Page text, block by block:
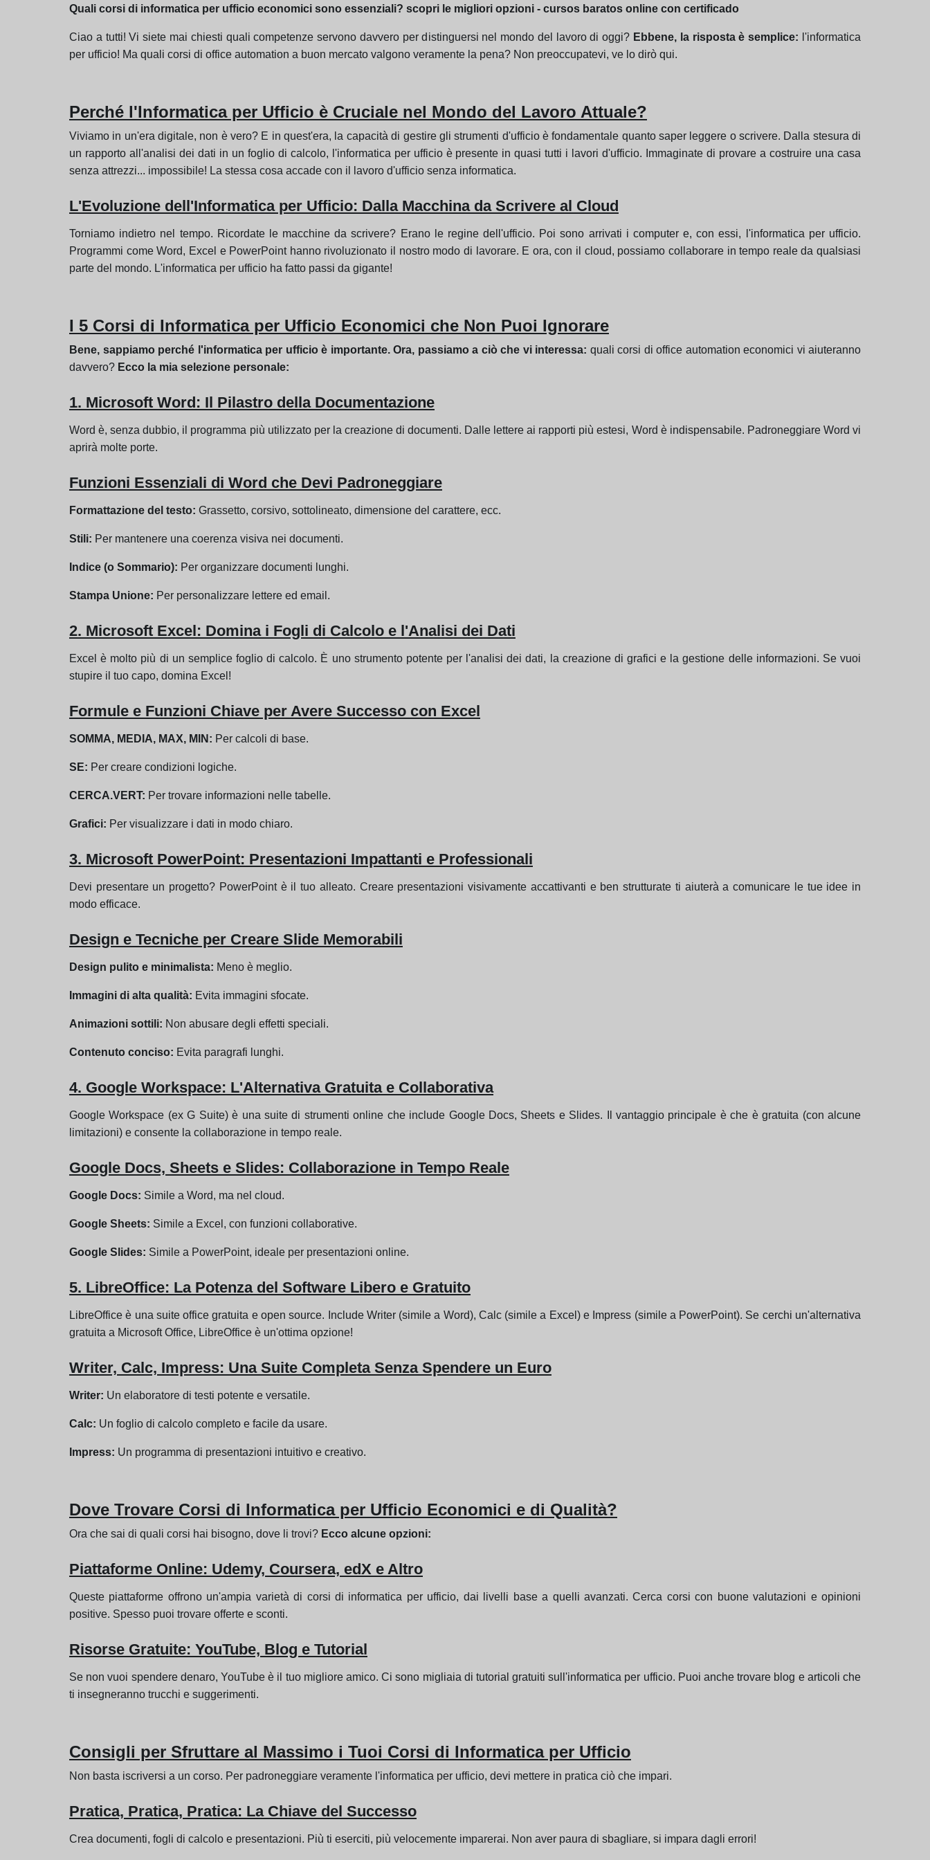
Quali corsi di informatica per ufficio economici sono essenziali? scopri le migliori opzioni - cursos baratos online con certificado
Ciao a tutti! Vi siete mai chiesti quali competenze servono davvero per distinguersi nel mondo del lavoro di oggi? Ebbene, la risposta è semplice: l'informatica
per ufficio! Ma quali corsi di office automation a buon mercato valgono veramente la pena? Non preoccupatevi, ve lo dirò qui.
Perché l'Informatica per Ufficio è Cruciale nel Mondo del Lavoro Attuale?
Viviamo in un'era digitale, non è vero? E in quest'era, la capacità di gestire gli strumenti d'ufficio è fondamentale quanto saper leggere o scrivere. Dalla stesura di
un rapporto all'analisi dei dati in un foglio di calcolo, l'informatica per ufficio è presente in quasi tutti i lavori d'ufficio. Immaginate di provare a costruire una casa
senza attrezzi... impossibile! La stessa cosa accade con il lavoro d'ufficio senza informatica.
L'Evoluzione dell'Informatica per Ufficio: Dalla Macchina da Scrivere al Cloud
Torniamo indietro nel tempo. Ricordate le macchine da scrivere? Erano le regine dell'ufficio. Poi sono arrivati i computer e, con essi, l'informatica per ufficio.
Programmi come Word, Excel e PowerPoint hanno rivoluzionato il nostro modo di lavorare. E ora, con il cloud, possiamo collaborare in tempo reale da qualsiasi
parte del mondo. L'informatica per ufficio ha fatto passi da gigante!
I 5 Corsi di Informatica per Ufficio Economici che Non Puoi Ignorare
Bene, sappiamo perché l'informatica per ufficio è importante. Ora, passiamo a ciò che vi interessa: quali corsi di office automation economici vi aiuteranno
davvero? Ecco la mia selezione personale:
1. Microsoft Word: Il Pilastro della Documentazione
Word è, senza dubbio, il programma più utilizzato per la creazione di documenti. Dalle lettere ai rapporti più estesi, Word è indispensabile. Padroneggiare Word vi
aprirà molte porte.
Funzioni Essenziali di Word che Devi Padroneggiare
Formattazione del testo: Grassetto, corsivo, sottolineato, dimensione del carattere, ecc.
Stili: Per mantenere una coerenza visiva nei documenti.
Indice (o Sommario): Per organizzare documenti lunghi.
Stampa Unione: Per personalizzare lettere ed email.
2. Microsoft Excel: Domina i Fogli di Calcolo e l'Analisi dei Dati
Excel è molto più di un semplice foglio di calcolo. È uno strumento potente per l'analisi dei dati, la creazione di grafici e la gestione delle informazioni. Se vuoi
stupire il tuo capo, domina Excel!
Formule e Funzioni Chiave per Avere Successo con Excel
SOMMA, MEDIA, MAX, MIN: Per calcoli di base.
SE: Per creare condizioni logiche.
CERCA.VERT: Per trovare informazioni nelle tabelle.
Grafici: Per visualizzare i dati in modo chiaro.
3. Microsoft PowerPoint: Presentazioni Impattanti e Professionali
Devi presentare un progetto? PowerPoint è il tuo alleato. Creare presentazioni visivamente accattivanti e ben strutturate ti aiuterà a comunicare le tue idee in
modo efficace.
Design e Tecniche per Creare Slide Memorabili
Design pulito e minimalista: Meno è meglio.
Immagini di alta qualità: Evita immagini sfocate.
Animazioni sottili: Non abusare degli effetti speciali.
Contenuto conciso: Evita paragrafi lunghi.
4. Google Workspace: L'Alternativa Gratuita e Collaborativa
Google Workspace (ex G Suite) è una suite di strumenti online che include Google Docs, Sheets e Slides. Il vantaggio principale è che è gratuita (con alcune
limitazioni) e consente la collaborazione in tempo reale.
Google Docs, Sheets e Slides: Collaborazione in Tempo Reale
Google Docs: Simile a Word, ma nel cloud.
Google Sheets: Simile a Excel, con funzioni collaborative.
Google Slides: Simile a PowerPoint, ideale per presentazioni online.
5. LibreOffice: La Potenza del Software Libero e Gratuito
LibreOffice è una suite office gratuita e open source. Include Writer (simile a Word), Calc (simile a Excel) e Impress (simile a PowerPoint). Se cerchi un'alternativa
gratuita a Microsoft Office, LibreOffice è un'ottima opzione!
Writer, Calc, Impress: Una Suite Completa Senza Spendere un Euro
Writer: Un elaboratore di testi potente e versatile.
Calc: Un foglio di calcolo completo e facile da usare.
Impress: Un programma di presentazioni intuitivo e creativo.
Dove Trovare Corsi di Informatica per Ufficio Economici e di Qualità?
Ora che sai di quali corsi hai bisogno, dove li trovi? Ecco alcune opzioni:
Piattaforme Online: Udemy, Coursera, edX e Altro
Queste piattaforme offrono un'ampia varietà di corsi di informatica per ufficio, dai livelli base a quelli avanzati. Cerca corsi con buone valutazioni e opinioni
positive. Spesso puoi trovare offerte e sconti.
Risorse Gratuite: YouTube, Blog e Tutorial
Se non vuoi spendere denaro, YouTube è il tuo migliore amico. Ci sono migliaia di tutorial gratuiti sull'informatica per ufficio. Puoi anche trovare blog e articoli che
ti insegneranno trucchi e suggerimenti.
Consigli per Sfruttare al Massimo i Tuoi Corsi di Informatica per Ufficio
Non basta iscriversi a un corso. Per padroneggiare veramente l'informatica per ufficio, devi mettere in pratica ciò che impari.
Pratica, Pratica, Pratica: La Chiave del Successo
Crea documenti, fogli di calcolo e presentazioni. Più ti eserciti, più velocemente imparerai. Non aver paura di sbagliare, si impara dagli errori!